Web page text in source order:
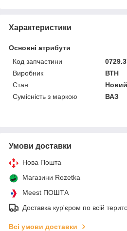
Характеристики
Основні атрибути
Код запчастини
Виробник
ВТН
Стан
Новий
Сумісність з маркою
ВАЗ
Умови доставки
Нова Пошта
Магазини Rozetka
Meest ПОШТА
Доставка кур'єром по всій
Всі умови доставки